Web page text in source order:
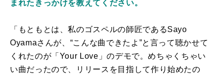
まれたきっかけを教えてください。
「もともとは、私のゴスペルの師匠であるSayo
Oyamaさんが、“こんな曲できたよ”と言って聴かせて
くれたのが「Your Love」のデモで。めちゃくちゃい
い曲だったので、リリースを目指して作り始めたの